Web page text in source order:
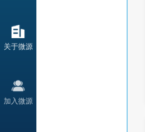
关于微源
加入微源